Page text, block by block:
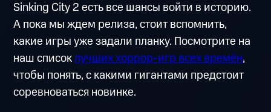
Sinking City 2 есть все шансы войти в историю.
А пока мы ждем релиза, стоит вспомнить,
какие игры уже задали планку. Посмотрите на
наш списоклучших хоррор-игр всех времён,
чтобы понять, с какими гигантами предстоит
соревноваться новинке.